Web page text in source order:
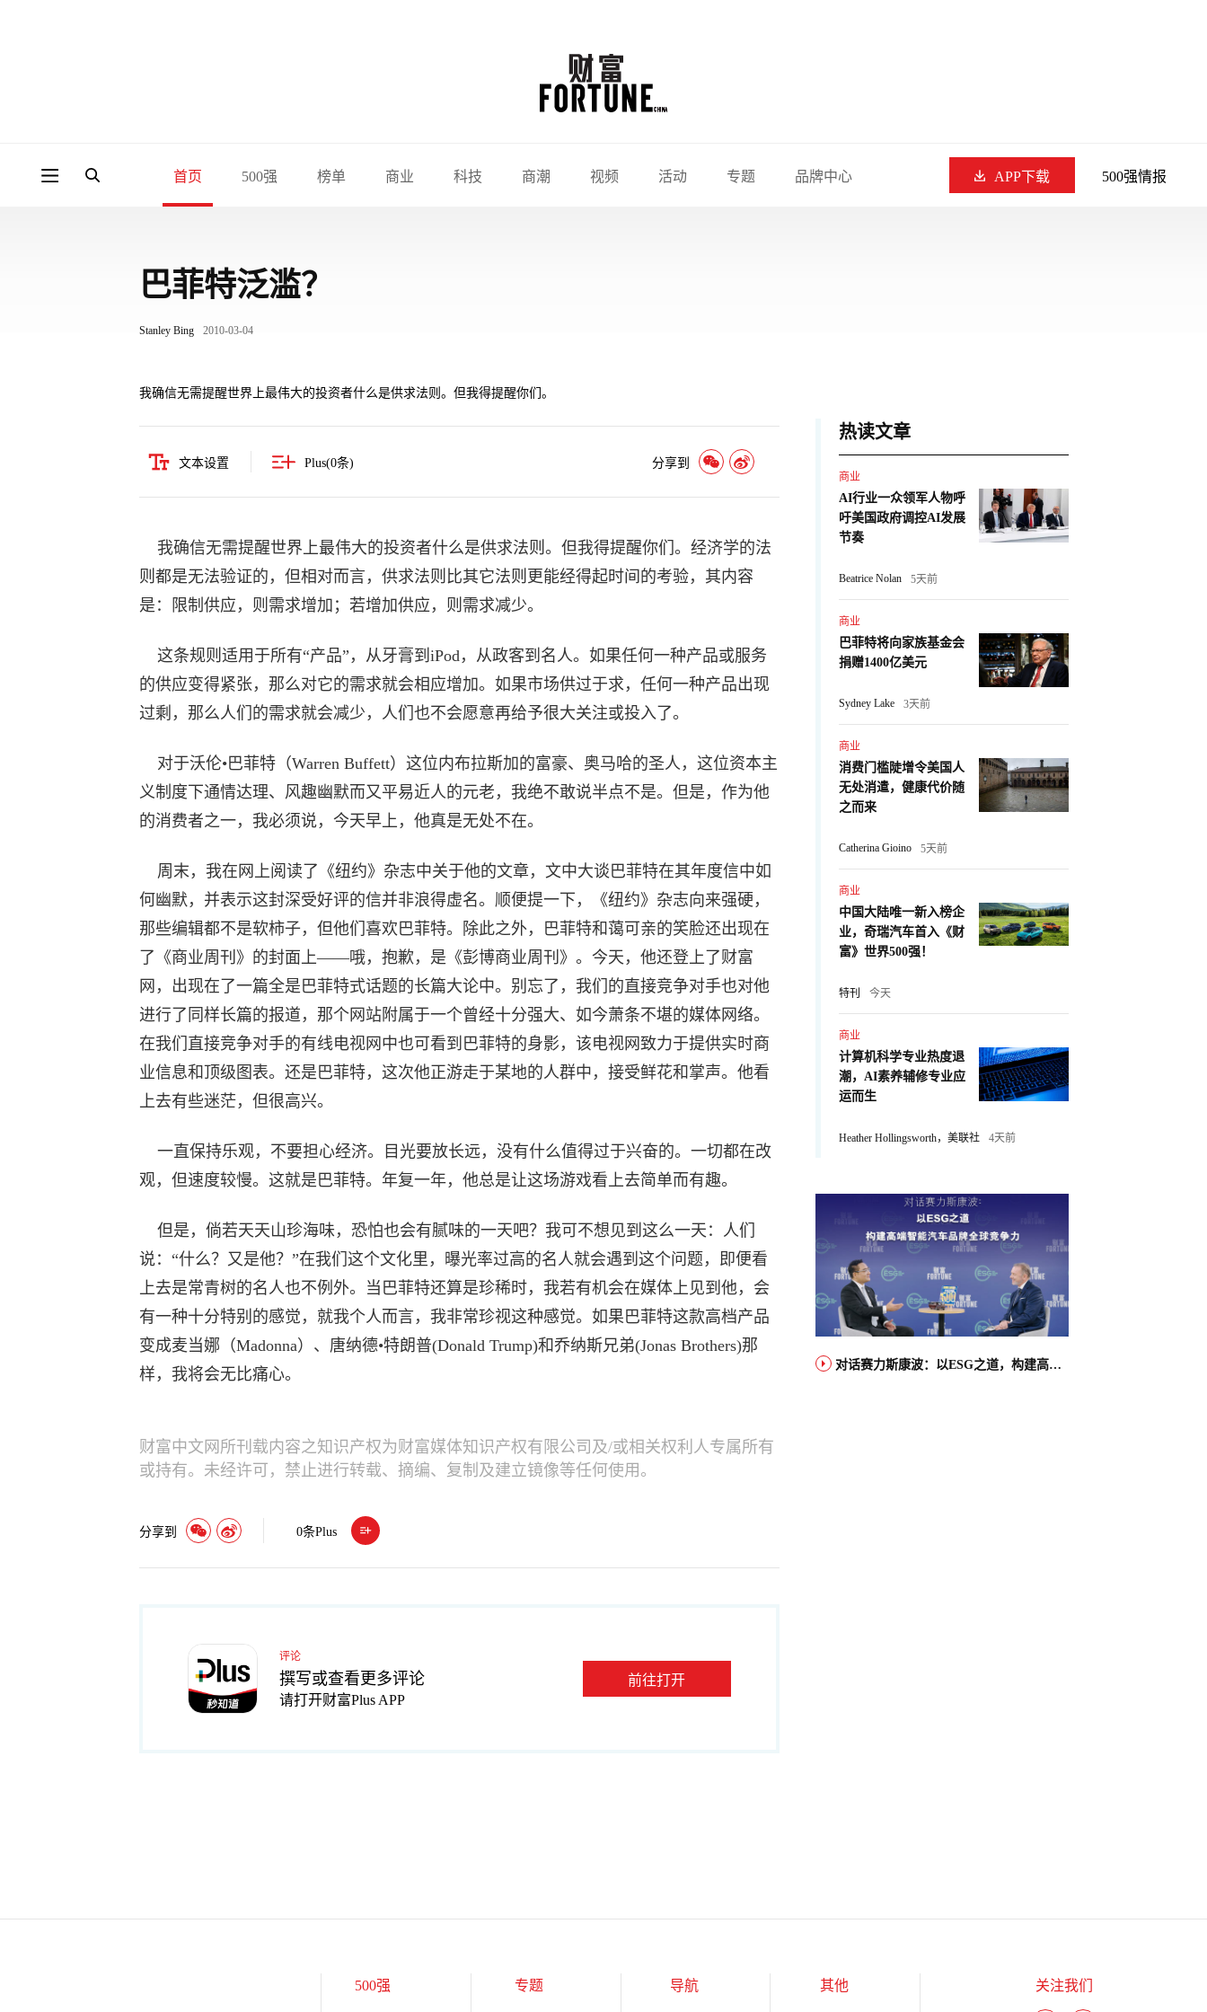
首页 500强 榜单 商业 科技 商潮 视频 活动 专题 品牌中心 APP下载 500强情报
巴菲特泛滥？
Stanley Bing 2010-03-04
我确信无需提醒世界上最伟大的投资者什么是供求法则。但我得提醒你们。
文本设置 Plus(0条) 分享到
我确信无需提醒世界上最伟大的投资者什么是供求法则。但我得提醒你们。经济学的法
则都是无法验证的，但相对而言，供求法则比其它法则更能经得起时间的考验，其内容
是：限制供应，则需求增加；若增加供应，则需求减少。
这条规则适用于所有“产品”，从牙膏到iPod，从政客到名人。如果任何一种产品或服务
的供应变得紧张，那么对它的需求就会相应增加。如果市场供过于求，任何一种产品出现
过剩，那么人们的需求就会减少，人们也不会愿意再给予很大关注或投入了。
对于沃伦•巴菲特（Warren Buffett）这位内布拉斯加的富豪、奥马哈的圣人，这位资本主
义制度下通情达理、风趣幽默而又平易近人的元老，我绝不敢说半点不是。但是，作为他
的消费者之一，我必须说，今天早上，他真是无处不在。
周末，我在网上阅读了《纽约》杂志中关于他的文章，文中大谈巴菲特在其年度信中如
何幽默，并表示这封深受好评的信并非浪得虚名。顺便提一下，《纽约》杂志向来强硬，
那些编辑都不是软柿子，但他们喜欢巴菲特。除此之外，巴菲特和蔼可亲的笑脸还出现在
了《商业周刊》的封面上——哦，抱歉，是《彭博商业周刊》。今天，他还登上了财富
网，出现在了一篇全是巴菲特式话题的长篇大论中。别忘了，我们的直接竞争对手也对他
进行了同样长篇的报道，那个网站附属于一个曾经十分强大、如今萧条不堪的媒体网络。
在我们直接竞争对手的有线电视网中也可看到巴菲特的身影，该电视网致力于提供实时商
业信息和顶级图表。还是巴菲特，这次他正游走于某地的人群中，接受鲜花和掌声。他看
上去有些迷茫，但很高兴。
一直保持乐观，不要担心经济。目光要放长远，没有什么值得过于兴奋的。一切都在改
观，但速度较慢。这就是巴菲特。年复一年，他总是让这场游戏看上去简单而有趣。
但是，倘若天天山珍海味，恐怕也会有腻味的一天吧？我可不想见到这么一天：人们
说：“什么？又是他？”在我们这个文化里，曝光率过高的名人就会遇到这个问题，即便看
上去是常青树的名人也不例外。当巴菲特还算是珍稀时，我若有机会在媒体上见到他，会
有一种十分特别的感觉，就我个人而言，我非常珍视这种感觉。如果巴菲特这款高档产品
变成麦当娜（Madonna）、唐纳德•特朗普(Donald Trump)和乔纳斯兄弟(Jonas Brothers)那
样，我将会无比痛心。
财富中文网所刊载内容之知识产权为财富媒体知识产权有限公司及/或相关权利人专属所有
或持有。未经许可，禁止进行转载、摘编、复制及建立镜像等任何使用。
分享到 0条Plus
评论
撰写或查看更多评论
请打开财富Plus APP
前往打开
热读文章
商业
AI行业一众领军人物呼
吁美国政府调控AI发展
节奏
Beatrice Nolan 5天前
商业
巴菲特将向家族基金会
捐赠1400亿美元
Sydney Lake 3天前
商业
消费门槛陡增令美国人
无处消遣，健康代价随
之而来
Catherina Gioino 5天前
商业
中国大陆唯一新入榜企
业，奇瑞汽车首入《财
富》世界500强！
特刊 今天
商业
计算机科学专业热度退
潮，AI素养辅修专业应
运而生
Heather Hollingsworth，美联社 4天前
对话赛力斯康波：以ESG之道，构建高端智能汽车品牌全球竞争力
500强 专题 导航 其他 关注我们